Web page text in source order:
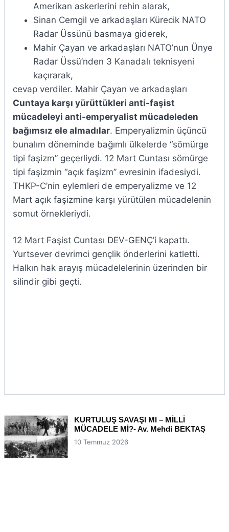
Amerikan askerlerini rehin alarak,
Sinan Cemgil ve arkadaşları Kürecik NATO
Radar Üssünü basmaya giderek,
Mahir Çayan ve arkadaşları NATO’nun Ünye
Radar Üssü’nden 3 Kanadalı teknisyeni
kaçırarak,
cevap verdiler. Mahir Çayan ve arkadaşları
Cuntaya karşı yürüttükleri anti-faşist
mücadeleyi anti-emperyalist mücadeleden
bağımsız ele almadılar. Emperyalizmin üçüncü
bunalım döneminde bağımlı ülkelerde “sömürge
tipi faşizm” geçerliydi. 12 Mart Cuntası sömürge
tipi faşizmin “açık faşizm” evresinin ifadesiydi.
THKP-C’nin eylemleri de emperyalizme ve 12
Mart açık faşizmine karşı yürütülen mücadelenin
somut örnekleriydi.
12 Mart Faşist Cuntası DEV-GENÇ’i kapattı.
Yurtsever devrimci gençlik önderlerini katletti.
Halkın hak arayış mücadelelerinin üzerinden bir
silindir gibi geçti.
KURTULUŞ SAVAŞI MI – MİLLİ
MÜCADELE Mİ?- Av. Mehdi BEKTAŞ
10 Temmuz 2026